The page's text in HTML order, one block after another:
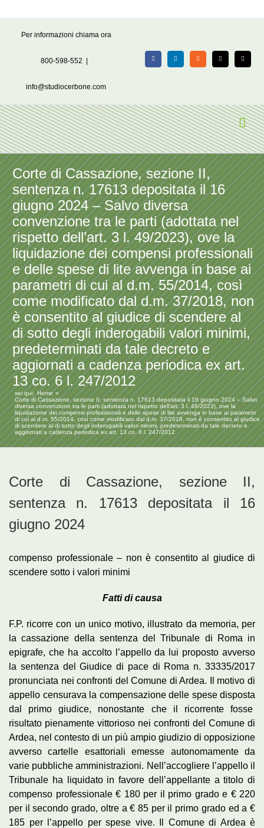
Per informazioni chiama ora
800-598-552
info@studiocerbone.com
FacebookLinkedIn Rss X Email
Corte di Cassazione, sezione II,
sentenza n. 17613 depositata il 16
giugno 2024 – Salvo diversa
convenzione tra le parti (adottata nel
rispetto dell’art. 3 l. 49/2023), ove la
liquidazione dei compensi professionali
e delle spese di lite avvenga in base ai
parametri di cui al d.m. 55/2014, così
come modificato dal d.m. 37/2018, non
è consentito al giudice di scendere al
di sotto degli inderogabili valori minimi,
predeterminati da tale decreto e
aggiornati a cadenza periodica ex art.
13 co. 6 l. 247/2012
sei qui:
Home
Corte di Cassazione, sezione II, sentenza n. 17613 depositata il 16 giugno 2024 – Salvo
diversa convenzione tra le parti (adottata nel rispetto dell’art. 3 l. 49/2023), ove la
liquidazione dei compensi professionali e delle spese di lite avvenga in base ai parametri
di cui al d.m. 55/2014, così come modificato dal d.m. 37/2018, non è consentito al giudice
di scendere al di sotto degli inderogabili valori minimi, predeterminati da tale decreto e
aggiornati a cadenza periodica ex art. 13 co. 6 l. 247/2012
Corte di Cassazione, sezione II,
sentenza n. 17613 depositata il 16
giugno 2024
compenso professionale – non è consentito al giudice di
scendere sotto i valori minimi
Fatti di causa
F.P. ricorre con un unico motivo, illustrato da memoria, per
la cassazione della sentenza del Tribunale di Roma in
epigrafe, che ha accolto l’appello da lui proposto avverso
la sentenza del Giudice di pace di Roma n. 33335/2017
pronunciata nei confronti del Comune di Ardea. Il motivo di
appello censurava la compensazione delle spese disposta
dal primo giudice, nonostante che il ricorrente fosse
risultato pienamente vittorioso nei confronti del Comune di
Ardea, nel contesto di un più ampio giudizio di opposizione
avverso cartelle esattoriali emesse autonomamente da
varie pubbliche amministrazioni. Nell’accogliere l’appello il
Tribunale ha liquidato in favore dell’appellante a titolo di
compenso professionale € 180 per il primo grado e € 220
per il secondo grado, oltre a € 85 per il primo grado ed a €
185 per l’appello per spese vive. Il Comune di Ardea è